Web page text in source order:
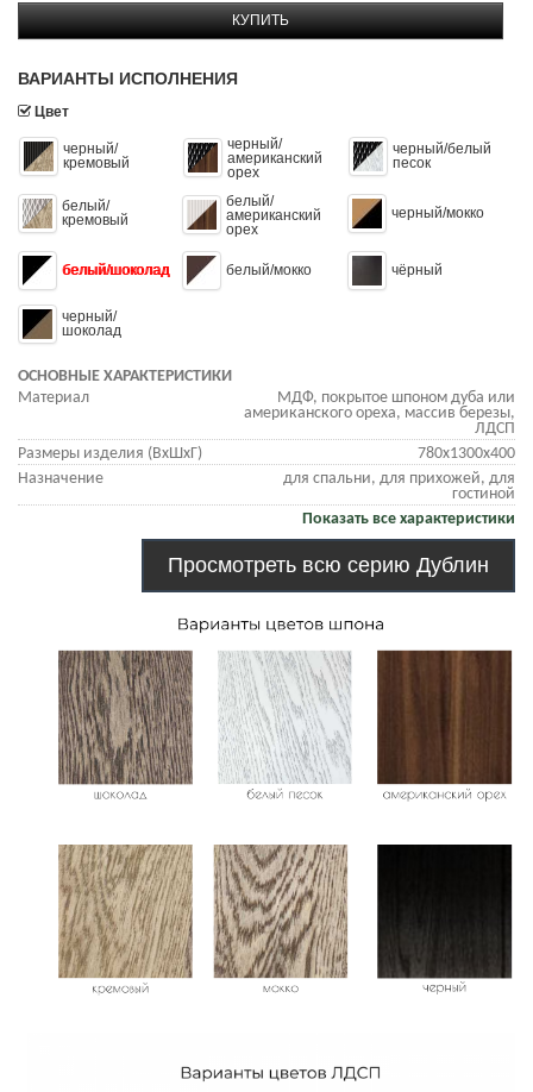
КУПИТЬ
ВАРИАНТЫ ИСПОЛНЕНИЯ
Цвет
черный/
кремовый
черный/
американский
орех
черный/белый
песок
белый/
кремовый
белый/
американский
орех
черный/мокко
белый/шоколад белый/мокко чёрный
черный/
шоколад
ОСНОВНЫЕ ХАРАКТЕРИСТИКИ
Материал
МДФ, покрытое шпоном дуба или
американского ореха, массив березы,
ЛДСП
Размеры изделия (ВхШхГ)
780х1300х400
Назначение
для спальни, для прихожей, для
гостиной
Показать все характеристики
Просмотреть всю серию Дублин